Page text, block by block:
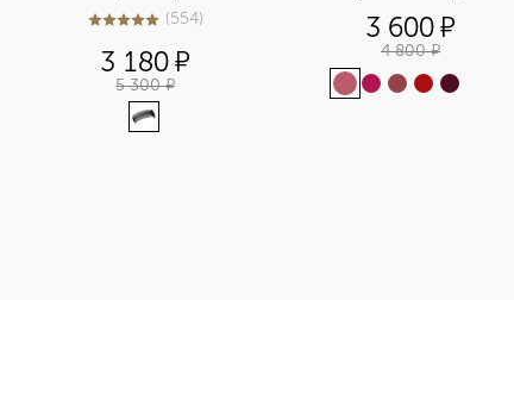
4.9из5554 (554)
3 180¤
5 300 ¤
3 600¤
4 800 ¤